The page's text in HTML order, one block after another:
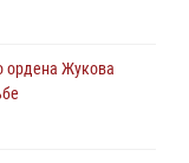
ордена Жукова